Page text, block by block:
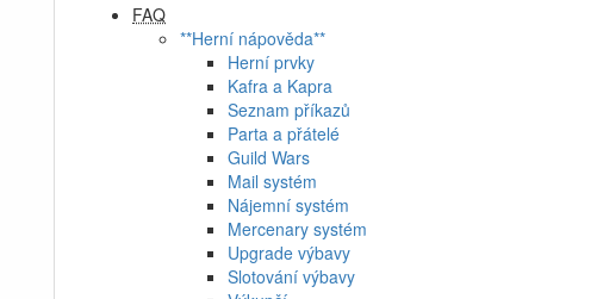
FAQ
**Herní nápověda**
Herní prvky
Kafra a Kapra
Seznam příkazů
Parta a přátelé
Guild Wars
Mail systém
Nájemní systém
Mercenary systém
Upgrade výbavy
Slotování výbavy